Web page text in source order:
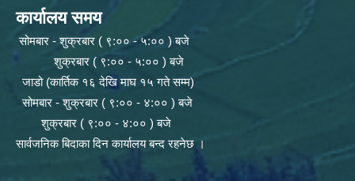
कार्यालय समय
सोमबार - शुक्रबार ( ९:०० - ५:०० ) बजे
शुक्रबार ( ९:०० - ५:०० ) बजे
जाडो (कार्तिक १६ देखि माघ १५ गते सम्म)
सोमबार - शुक्रबार ( ९:०० - ४:०० ) बजे
शुक्रबार ( ९:०० - ४:०० ) बजे
सार्वजनिक बिदाका दिन कार्यालय बन्द रहनेछ ।